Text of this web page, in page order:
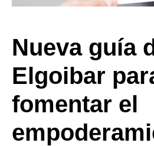
Nueva guía
Elgoibar
fomentar el